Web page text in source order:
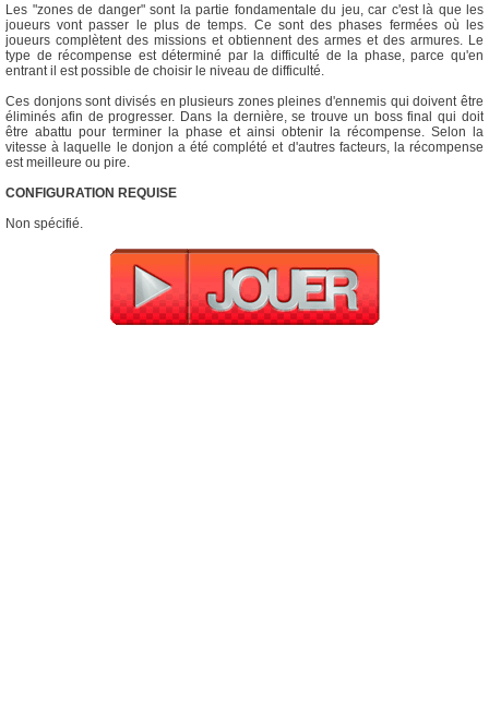
Les "zones de danger" sont la partie fondamentale du jeu, car c'est là que les
joueurs vont passer le plus de temps. Ce sont des phases fermées où les
joueurs complètent des missions et obtiennent des armes et des armures. Le
type de récompense est déterminé par la difficulté de la phase, parce qu'en
entrant il est possible de choisir le niveau de difficulté.
Ces donjons sont divisés en plusieurs zones pleines d'ennemis qui doivent être
éliminés afin de progresser. Dans la dernière, se trouve un boss final qui doit
être abattu pour terminer la phase et ainsi obtenir la récompense. Selon la
vitesse à laquelle le donjon a été complété et d'autres facteurs, la récompense
est meilleure ou pire.
CONFIGURATION REQUISE
Non spécifié.